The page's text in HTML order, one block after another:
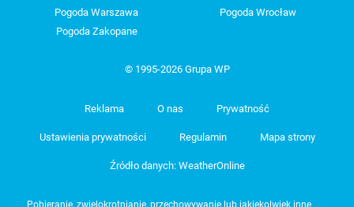
Pogoda Warszawa
Pogoda Wrocław
Pogoda Zakopane
© 1995-2026 Grupa WP
Reklama O nas Prywatność
Ustawienia prywatności Regulamin Mapa strony
Źródło danych: WeatherOnline
Pobieranie, zwielokrotnianie, przechowywanie lub jakiekolwiek inne